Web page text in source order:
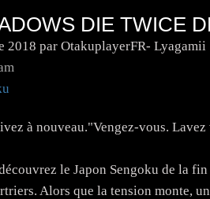
DIE TWICE
2018 par OtakuplayerFR- Lyagamii
à nouveau."Vengez-vous.
le Japon Sengoku de la
Alors que la tension monte,